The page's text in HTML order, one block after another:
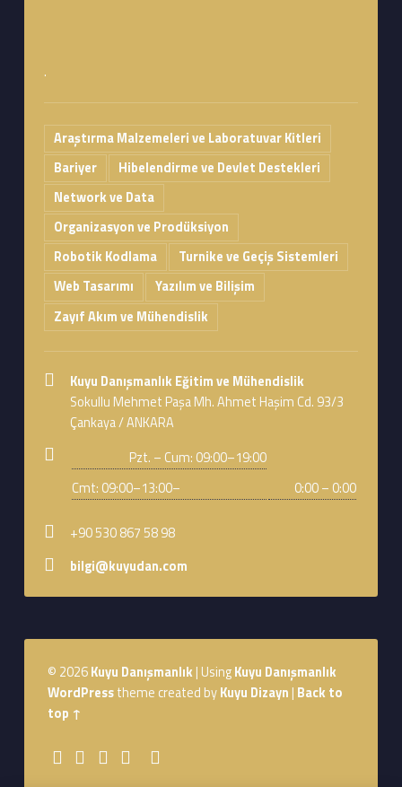
.
Araştırma Malzemeleri ve Laboratuvar Kitleri
Bariyer
Hibelendirme ve Devlet Destekleri
Network ve Data
Organizasyon ve Prodüksiyon
Robotik Kodlama
Turnike ve Geçiş Sistemleri
Web Tasarımı
Yazılım ve Bilişim
Zayıf Akım ve Mühendislik
Address:
Kuyu Danışmanlık Eğitim ve Mühendislik
Sokullu Mehmet Paşa Mh. Ahmet Haşim Cd. 93/3
Çankaya / ANKARA
Pzt. – Cum: 09:00–19:00
Cmt: 09:00–13:00–
0:00 – 0:00
Phone number:
+90 530 867 58 98
Email address:
bilgi@kuyudan.com
© 2026Kuyu Danışmanlık| UsingKuyu Danışmanlık
WordPresstheme created byKuyu Dizayn | Back to
top ↑
Social Menu
WebMan on FacebookWebMan Design